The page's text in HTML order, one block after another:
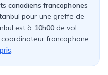
canadiens francophones
pour une greffe de
est à 10h00 de vol.
francophone
.